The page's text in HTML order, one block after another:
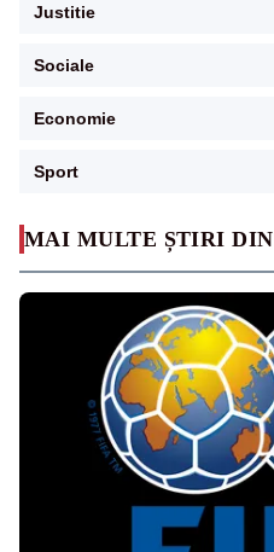
MAI MULTE ȘTIRI DIN
Justitie
Sociale
Economie
Sport